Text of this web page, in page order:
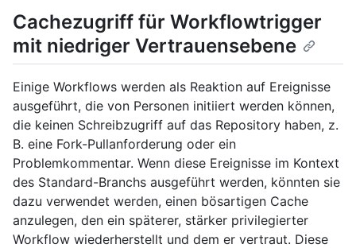
Cachezugriff für Workflowtrigger
mit niedriger Vertrauensebene
Einige Workflows werden als Reaktion auf Ereignisse
ausgeführt, die von Personen initiiert werden können,
die keinen Schreibzugriff auf das Repository haben, z.
B. eine Fork-Pullanforderung oder ein
Problemkommentar. Wenn diese Ereignisse im Kontext
des Standard-Branchs ausgeführt werden, könnten sie
dazu verwendet werden, einen bösartigen Cache
anzulegen, den ein späterer, stärker privilegierter
Workflow wiederherstellt und dem er vertraut. Diese